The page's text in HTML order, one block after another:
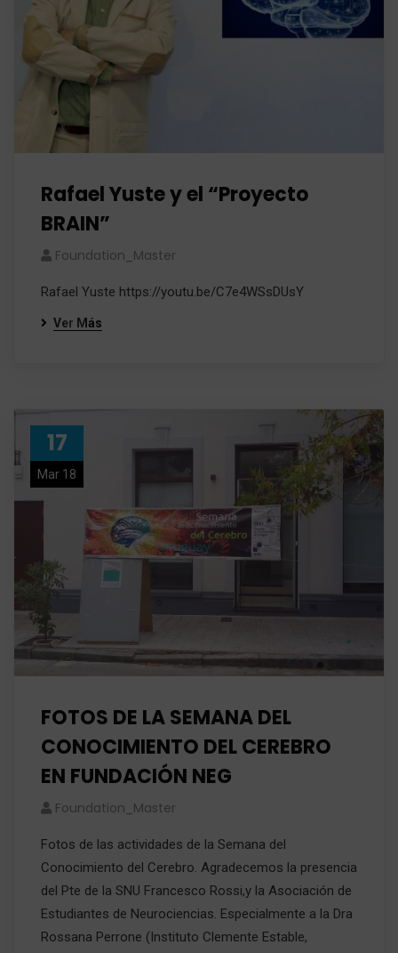
Rafael Yuste y el “Proyecto
BRAIN”
Foundation_Master
Rafael Yuste https://youtu.be/C7e4WSsDUsY
Ver Más
17
Mar 18
FOTOS DE LA SEMANA DEL
CONOCIMIENTO DEL CEREBRO
EN FUNDACIÓN NEG
Foundation_Master
Fotos de las actividades de la Semana del
Conocimiento del Cerebro. Agradecemos la presencia
del Pte de la SNU Francesco Rossi,y la Asociación de
Estudiantes de Neurociencias. Especialmente a la Dra
Rossana Perrone (Instituto Clemente Estable,